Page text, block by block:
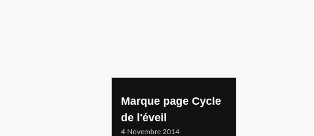
marques pages
Marque page Cycle
de l'éveil
4 Novembre 2014